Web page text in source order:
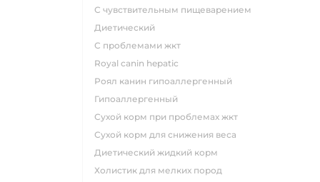
с чувствительным пищеварением
диетический
с проблемами жкт
royal canin hepatic
роял канин гипоаллергенный
гипоаллергенный
сухой корм при проблемах жкт
сухой корм для снижения веса
диетический жидкий корм
холистик для мелких пород